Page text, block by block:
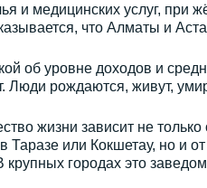
и медицинских услуг, при
что Алматы и
об уровне доходов и
Люди рождаются, живут,
жизни зависит не
Таразе или Кокшетау, но и
крупных городах это